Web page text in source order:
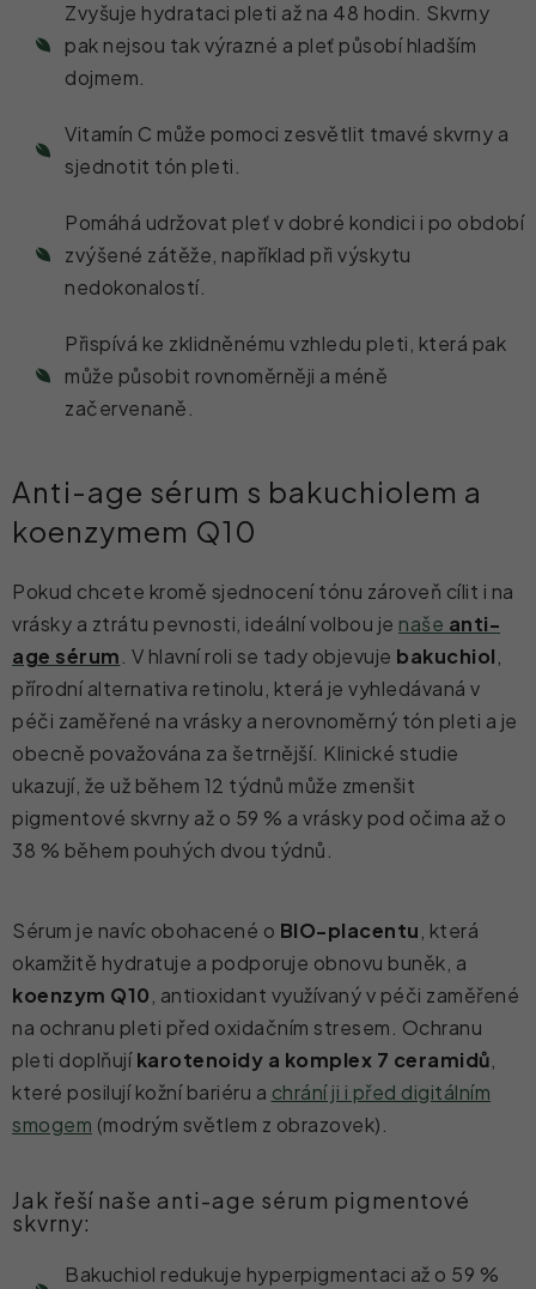
Zvyšuje hydrataci pleti až na 48 hodin. Skvrny
pak nejsou tak výrazné a pleť působí hladším
dojmem.
Vitamín C může pomoci zesvětlit tmavé skvrny a
sjednotit tón pleti.
Pomáhá udržovat pleť v dobré kondici i po období
zvýšené zátěže, například při výskytu
nedokonalostí.
Přispívá ke zklidněnému vzhledu pleti, která pak
může působit rovnoměrněji a méně
začervenaně.
Anti-age sérum s bakuchiolem a
koenzymem Q10
Pokud chcete kromě sjednocení tónu zároveň cílit i na
vrásky a ztrátu pevnosti, ideální volbou je naše anti-
age sérum. V hlavní roli se tady objevuje bakuchiol,
přírodní alternativa retinolu, která je vyhledávaná v
péči zaměřené na vrásky a nerovnoměrný tón pleti a je
obecně považována za šetrnější. Klinické studie
ukazují, že už během 12 týdnů může zmenšit
pigmentové skvrny až o 59 % a vrásky pod očima až o
38 % během pouhých dvou týdnů.
Sérum je navíc obohacené o BIO-placentu, která
okamžitě hydratuje a podporuje obnovu buněk, a
koenzym Q10, antioxidant využívaný v péči zaměřené
na ochranu pleti před oxidačním stresem. Ochranu
pleti doplňujíkarotenoidy a komplex 7 ceramidů,
které posilují kožní bariéru a chrání ji i před digitálním
smogem (modrým světlem z obrazovek).
Jak řeší naše anti-age sérum pigmentové
skvrny:
Bakuchiol redukuje hyperpigmentaci až o 59 %